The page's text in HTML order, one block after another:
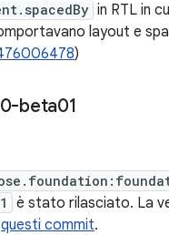
in RTL in
layout e
)
0-beta01
è stato rilasciato. La
questi commit.